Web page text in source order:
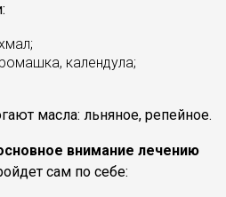
календула;
масла: льняное, репейное.
внимание лечению
сам по себе: